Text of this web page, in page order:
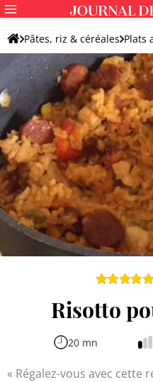
Pâtes, riz & céréales Plats
Risotto
20 mn
Régalez-vous avec cette